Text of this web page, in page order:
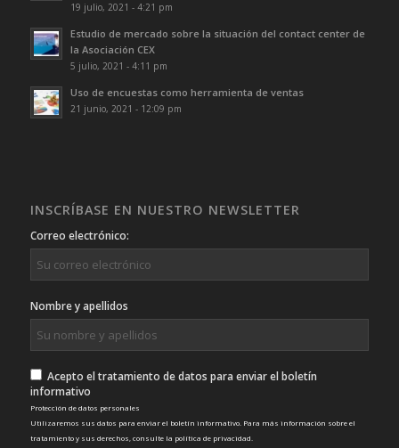
19 julio, 2021 - 4:21 pm
Estudio de mercado sobre la situación del contact center de
la Asociación CEX
5 julio, 2021 - 4:11 pm
Uso de encuestas como herramienta de ventas
21 junio, 2021 - 12:09 pm
INSCRÍBASE EN NUESTRO NEWSLETTER
Correo electrónico:
Nombre y apellidos
Acepto el tratamiento de datos para enviar el boletín
informativo
Protección de datos personales
Utilizaremos sus datos para enviar el boletín informativo. Para más información sobre el
tratamiento y sus derechos, consulte la política de privacidad